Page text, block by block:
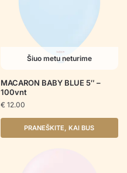
Šiuo metu neturime
MACARON BABY BLUE 5″ –
100vnt
€ 12.00
PRANEŠKITE, KAI BUS